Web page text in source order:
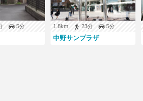
5分 1.8km 23分 5分
中野サンプラザ